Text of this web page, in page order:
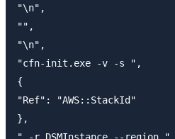
"\n",
"",
"\n",
"cfn-init.exe -v -s ",
{
"Ref": "AWS::StackId"
},